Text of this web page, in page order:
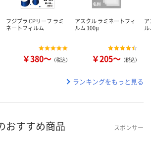
フジプラ CPリーフ ラミ
ネートフィルム
￥380～ （税込）
アスクル ラミネートフィ
ルム 100μ
￥205～ （税込）
ランキングをもっと見る
おすすめ商品 スポンサー